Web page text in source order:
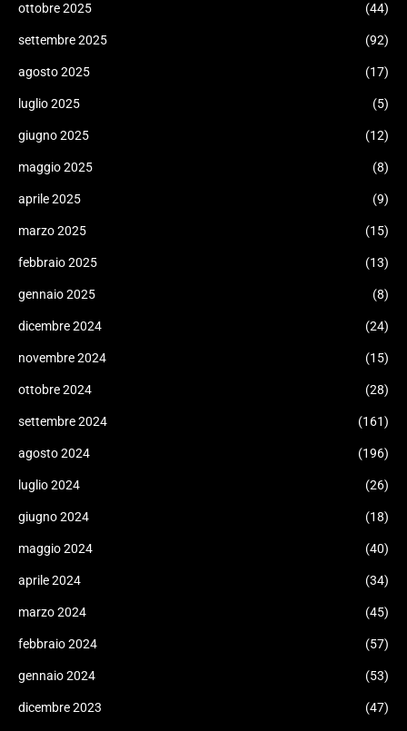
ottobre 2025 (44)
settembre 2025 (92)
agosto 2025 (17)
luglio 2025 (5)
giugno 2025 (12)
maggio 2025 (8)
aprile 2025 (9)
marzo 2025 (15)
febbraio 2025 (13)
gennaio 2025 (8)
dicembre 2024 (24)
novembre 2024 (15)
ottobre 2024 (28)
settembre 2024 (161)
agosto 2024 (196)
luglio 2024 (26)
giugno 2024 (18)
maggio 2024 (40)
aprile 2024 (34)
marzo 2024 (45)
febbraio 2024 (57)
gennaio 2024 (53)
dicembre 2023 (47)